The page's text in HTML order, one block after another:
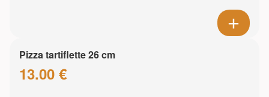
Pizza tartiflette 26 cm
13.00 €